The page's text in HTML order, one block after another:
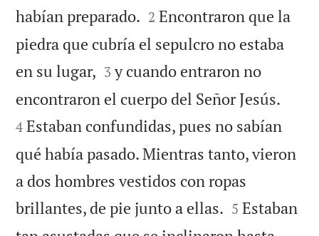
habían preparado. 

2 Encontraron que la
piedra que cubría el sepulcro no estaba
en su lugar, 

3 y cuando entraron no
encontraron el cuerpo del Señor Jesús.
4 Estaban confundidas, pues no sabían
qué había pasado. Mientras tanto, vieron
a dos hombres vestidos con ropas
brillantes, de pie junto a ellas. 

5 Estaban